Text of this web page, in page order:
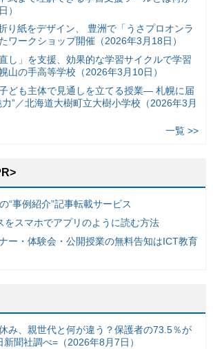
）
り紙をデザイン、 豊洲で「うさプロオンラ
ワークショップ開催（2026年3月18日）
し」を支援、効果的な学習サイクルで学習
山の手高等学校（2026年3月10日）
ども主体で見通しを立てる授業— 札幌に届
”／北海道大樹町立大樹小学校（2026年3月
一覧 >>
“事例紹介”記事転載サービス
をスマホでアプリのように読む方法
ー・体験会・公開授業の無料告知はICT教育
み、親世代と何が違う？保護者の73.5％が
聞社調べ=（2026年8月7日）